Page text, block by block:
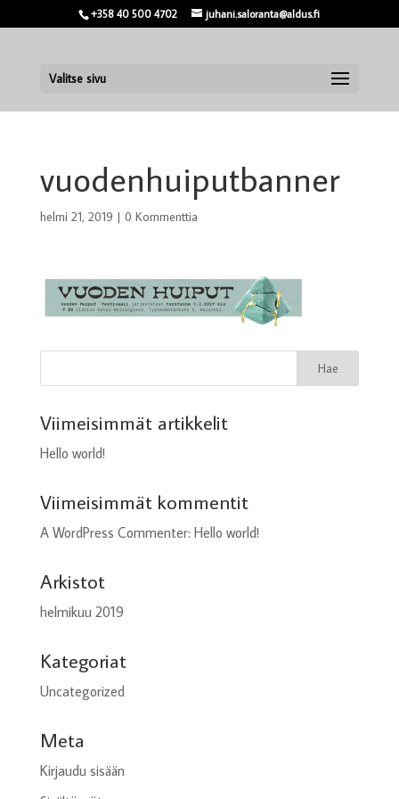
+358 40 500 4702 juhani.saloranta@aldus.fi
Valitse sivu
vuodenhuiputbanner
helmi 21, 2019 | 0 Kommenttia
Viimeisimmät artikkelit
Hello world!
Viimeisimmät kommentit
A WordPress Commenter: Hello world!
Arkistot
helmikuu 2019
Kategoriat
Uncategorized
Meta
Kirjaudu sisään